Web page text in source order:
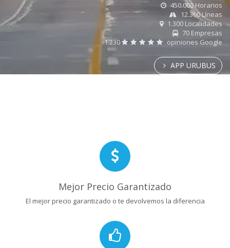
450.000 Horarios
12.300 Líneas
1.300 Localidades
70 Empresas
1.230
opiniones Google
APP URUBUS
Mejor Precio Garantizado
El mejor precio garantizado o te devolvemos la diferencia